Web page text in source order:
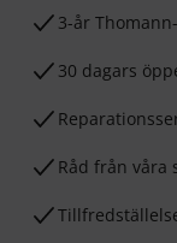
3-år
30 dagars
Råd från våra